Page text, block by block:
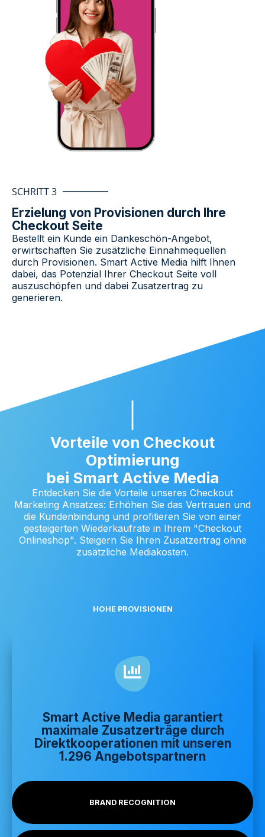
SCHRITT 3
Erzielung von Provisionen durch Ihre
Checkout Seite
Bestellt ein Kunde ein Dankeschön-Angebot,
erwirtschaften Sie zusätzliche Einnahmequellen
durch Provisionen. Smart Active Media hilft Ihnen
dabei, das Potenzial Ihrer Checkout Seite voll
auszuschöpfen und dabei Zusatzertrag zu
generieren.
Vorteile von Checkout
Optimierung
bei Smart Active Media
Entdecken Sie die Vorteile unseres Checkout
Marketing Ansatzes: Erhöhen Sie das Vertrauen und
die Kundenbindung und profitieren Sie von einer
gesteigerten Wiederkaufrate in Ihrem "Checkout
Onlineshop". Steigern Sie Ihren Zusatzertrag ohne
zusätzliche Mediakosten.
HOHE PROVISIONEN
BRAND RECOGNITION
Smart Active Media garantiert
maximale Zusatzerträge durch
Direktkooperationen mit unseren
1.296 Angebotspartnern